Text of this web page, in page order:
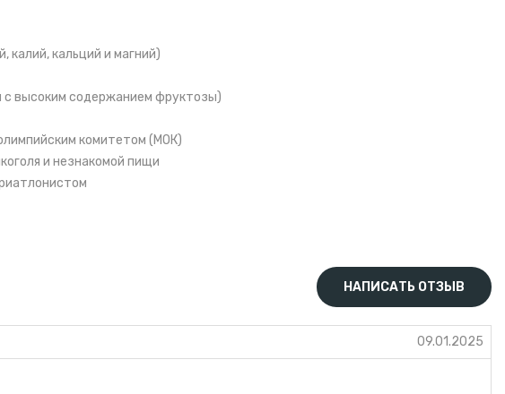
калий, кальций и магний)
с высоким содержанием фруктозы)
комитетом (МОК)
и незнакомой пищи
напиток/ рассосать или разжевать ее.
магния, хлорид кальция, кофеин, глюконат кальция, глюконат магния,
НАПИСАТЬ ОТЗЫВ
09.01.2025